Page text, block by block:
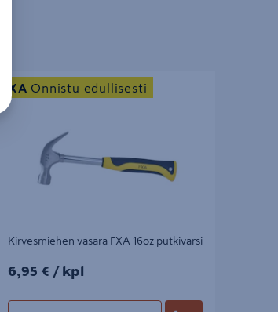
Kirvesmiehen vasara FXA 16oz putkivarsi
Kirvesmiehen vasara FXA 16oz putkivarsi
6,95€/kpl
6,95 € / kpl
FXA Onnistu edullisesti